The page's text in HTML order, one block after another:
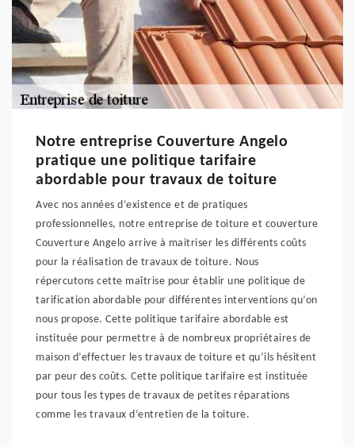
Notre entreprise Couverture Angelo
pratique une politique tarifaire
abordable pour travaux de toiture
Avec nos années d’existence et de pratiques
professionnelles, notre entreprise de toiture et couverture
Couverture Angelo arrive à maitriser les différents coûts
pour la réalisation de travaux de toiture. Nous
répercutons cette maîtrise pour établir une politique de
tarification abordable pour différentes interventions qu’on
nous propose. Cette politique tarifaire abordable est
instituée pour permettre à de nombreux propriétaires de
maison d’effectuer les travaux de toiture et qu’ils hésitent
par peur des coûts. Cette politique tarifaire est instituée
pour tous les types de travaux de petites réparations
comme les travaux d’entretien de la toiture.